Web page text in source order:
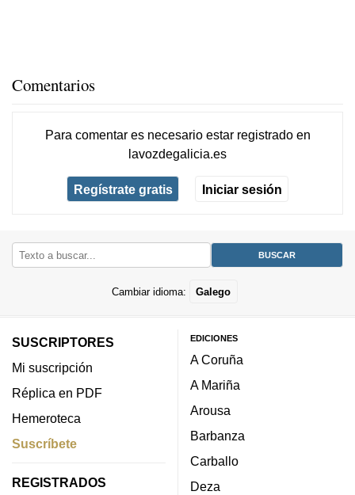
Comentarios
Para comentar es necesario estar registradoen
lavozdegalicia.es
Regístrate gratis Iniciar sesión
Cambiar idioma: Galego
SUSCRIPTORES
Mi suscripción
Réplica en PDF
Hemeroteca
Suscríbete
REGISTRADOS
EDICIONES
A Coruña
A Mariña
Arousa
Barbanza
Carballo
Deza